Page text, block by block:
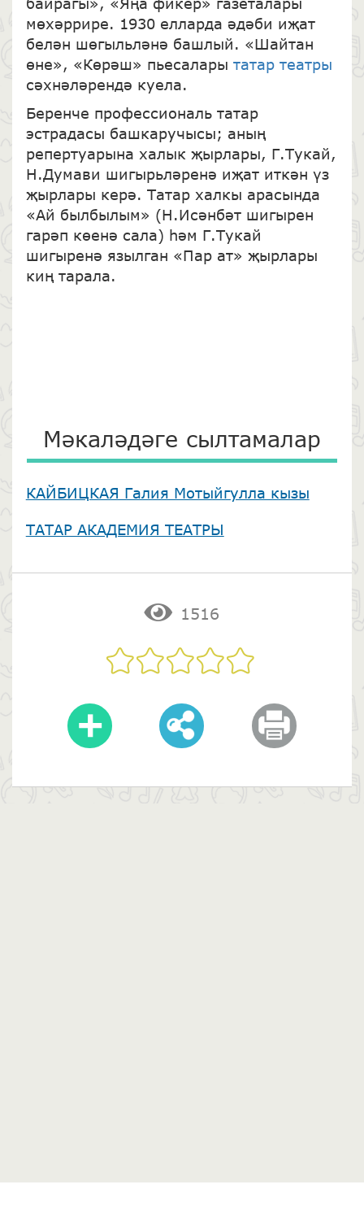
мөхәррире. 1930 елларда әдәби иҗат
белән шөгыльләнә башлый. «Шайтан
өне», «Көрәш» пьесалары татар театры
сәхнәләрендә куела.
Беренче профессиональ татар
эстрадасы башкаручысы; аның
репертуарына халык җырлары, Г.Тукай,
Н.Думави шигырьләренә иҗат иткән үз
җырлары керә. Татар халкы арасында
«Ай былбылым» (Н.Исәнбәт шигырен
гарәп көенә сала) һәм Г.Тукай
шигыренә язылган «Пар ат» җырлары
киң тарала.
Мәкаләдәге сылтамалар
КАЙБИЦКАЯ Галия Мотыйгулла кызы
ТАТАР АКАДЕМИЯ ТЕАТРЫ
1516